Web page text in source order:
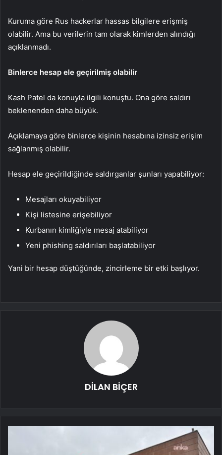
Kuruma göre Rus hackerlar hassas bilgilere erişmiş
olabilir. Ama bu verilerin tam olarak kimlerden alındığı
açıklanmadı.
Binlerce hesap ele geçirilmiş olabilir
Kash Patel da konuyla ilgili konuştu. Ona göre saldırı
beklenenden daha büyük.
Açıklamaya göre binlerce kişinin hesabına izinsiz erişim
sağlanmış olabilir.
Hesap ele geçirildiğinde saldırganlar şunları yapabiliyor:
Mesajları okuyabiliyor
Kişi listesine erişebiliyor
Kurbanın kimliğiyle mesaj atabiliyor
Yeni phishing saldırıları başlatabiliyor
Yani bir hesap düştüğünde, zincirleme bir etki başlıyor.
DİLAN BİÇER